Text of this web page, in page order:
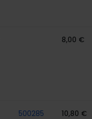
8,00 €
500285 10,80 €